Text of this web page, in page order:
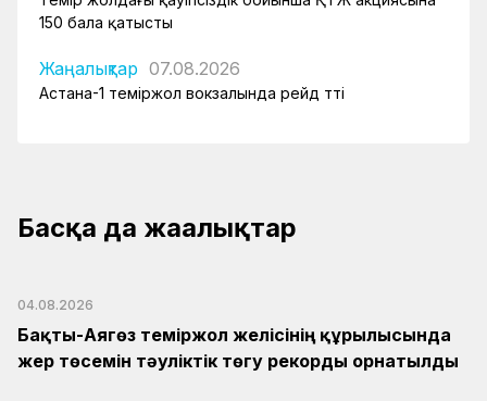
150 бала қатысты
Жаңалықтар 07.08.2026
Астана-1 теміржол вокзалында рейд өтті
Басқа да жаңалықтар
04.08.2026
Бақты-Аягөз теміржол желісінің құрылысында
жер төсемін тәуліктік төгу рекорды орнатылды